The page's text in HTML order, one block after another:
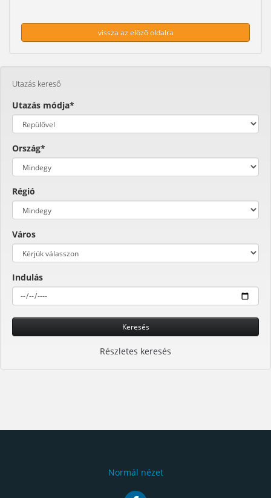
vissza az előző oldalra
Utazás kereső
Utazás módja*
Ország*
Régió
Város
Indulás
Keresés
Részletes keresés
Normál nézet